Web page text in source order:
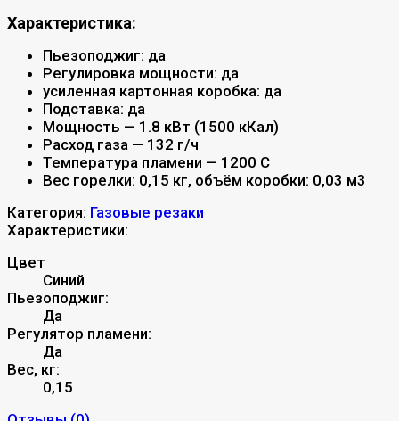
Характеристика:
Пьезоподжиг: да
Регулировка мощности: да
усиленная картонная коробка: да
Подставка: да
Мощность — 1.8 кВт (1500 кКал)
Расход газа — 132 г/ч
Температура пламени — 1200 С
Вес горелки: 0,15 кг, объём коробки: 0,03 м3
Категория: Газовые резаки
Характеристики:
Цвет
Синий
Пьезоподжиг:
Да
Регулятор пламени:
Да
Вес, кг:
0,15